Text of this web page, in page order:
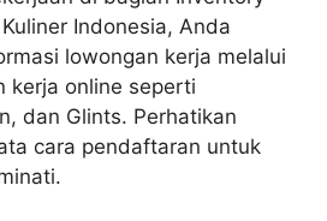
Indonesia, Anda
lowongan kerja melalui
kerja online seperti
dan Glints. Perhatikan
cara pendaftaran untuk